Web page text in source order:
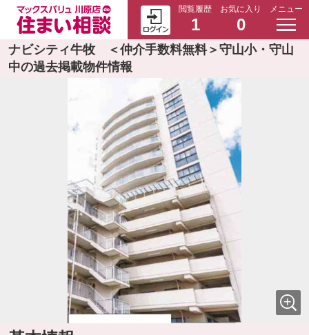
閲覧履歴
1
お気に入り
0
メニュー
ナビシティ牛牧 ＜仲介手数料無料＞守山小・守山
中の過去掲載物件情報